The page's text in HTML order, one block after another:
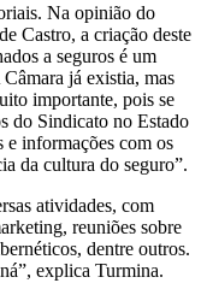
Na opinião do
Castro, a criação deste
a seguros é um
já existia, mas
importante, pois se
do Sindicato no Estado
e informações com os
da cultura do seguro”.
atividades, com
reuniões sobre
dentre outros.
explica Turmina.